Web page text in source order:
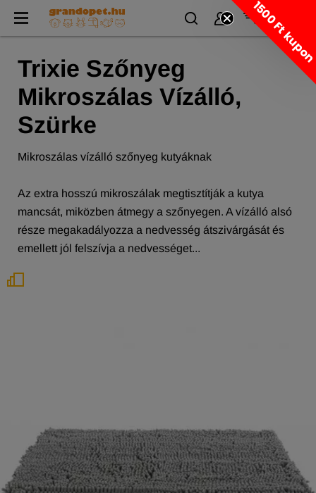
Trixie Szőnyeg
Mikroszálas Vízálló,
Szürke
Mikroszálas vízálló szőnyeg kutyáknak
Az extra hosszú mikroszálak megtisztítják a kutya
mancsát, miközben átmegy a szőnyegen. A vízálló alsó
része megakadályozza a nedvesség átszivárgását és
emellett jól felszívja a nedvességet...
1500 Ft